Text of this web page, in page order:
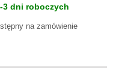
3 dni roboczych
na zamówienie